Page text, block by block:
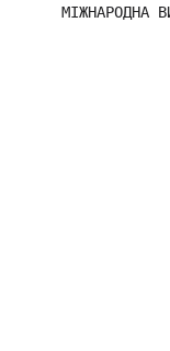
МІЖНАРОДНА